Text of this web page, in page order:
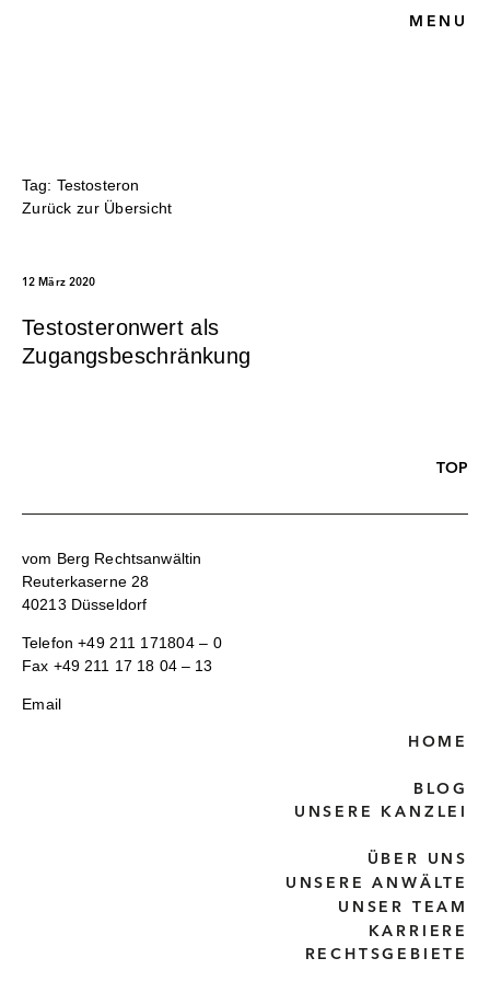
MENU
Tag: Testosteron
Zurück zur Übersicht
12 März 2020
Testosteronwert als
Zugangsbeschränkung
TOP
vom Berg Rechtsanwältin
Reuterkaserne 28
40213 Düsseldorf
Telefon+49 211 171804 – 0
Fax +49 211 17 18 04 – 13
Email
HOME
BLOG
UNSERE KANZLEI
ÜBER UNS
UNSERE ANWÄLTE
UNSER TEAM
KARRIERE
RECHTSGEBIETE